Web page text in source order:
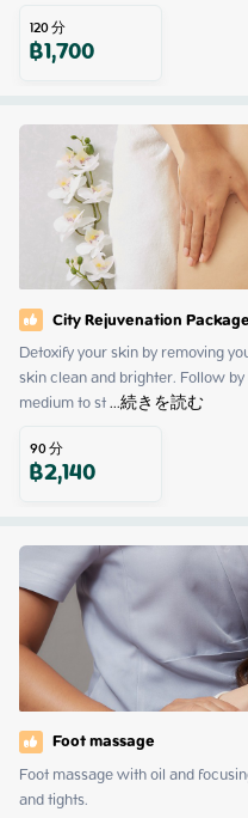
120分
฿1,700
City Rejuvenation Package
Detoxify your skin by removing
skin clean and brighter. Follow
medium to st ...続きを読む
90分
฿2,140
Foot massage
Foot massage with oil and
and tights.